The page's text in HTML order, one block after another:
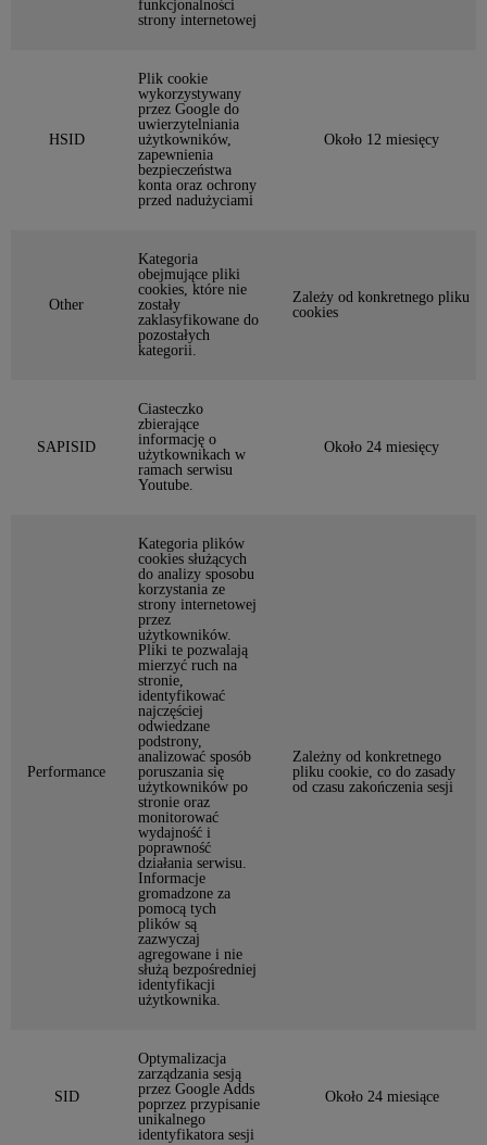
funkcjonalności
strony internetowej
HSID
Plik cookie
wykorzystywany
przez Google do
uwierzytelniania
użytkowników,
zapewnienia
bezpieczeństwa
konta oraz ochrony
przed nadużyciami
Około 12 miesięcy
Other
Kategoria
obejmujące pliki
cookies, które nie
zostały
zaklasyfikowane do
pozostałych
kategorii.
Zależy od konkretnego pliku
cookies
SAPISID
Ciasteczko
zbierające
informację o
użytkownikach w
ramach serwisu
Youtube.
Około 24 miesięcy
Performance
Kategoria plików
cookies służących
do analizy sposobu
korzystania ze
strony internetowej
przez
użytkowników.
Pliki te pozwalają
mierzyć ruch na
stronie,
identyfikować
najczęściej
odwiedzane
podstrony,
analizować sposób
poruszania się
użytkowników po
stronie oraz
monitorować
wydajność i
poprawność
działania serwisu.
Informacje
gromadzone za
pomocą tych
plików są
zazwyczaj
agregowane i nie
służą bezpośredniej
identyfikacji
użytkownika.
Zależny od konkretnego
pliku cookie, co do zasady
od czasu zakończenia sesji
SID
Optymalizacja
zarządzania sesją
przez Google Adds
poprzez przypisanie
unikalnego
identyfikatora sesji
Około 24 miesiące